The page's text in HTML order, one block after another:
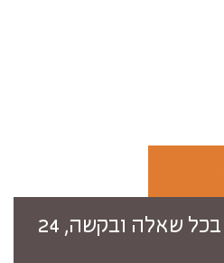
ניתן לפנות אלינו בכל שאלה ובקשה, 24